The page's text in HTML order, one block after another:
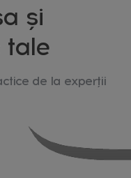
și
tale
de la experții